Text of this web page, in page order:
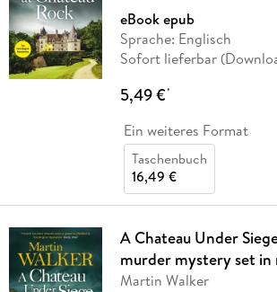
eBook epub
Sprache: Englisch
Sofort lieferbar
5,49 €*
Ein weiteres Format
Taschenbuch
16,49 €
A Chateau Under
murder mystery set in
Martin Walker